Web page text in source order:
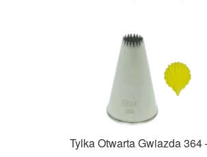
Tylka Otwarta Gwiazda 364